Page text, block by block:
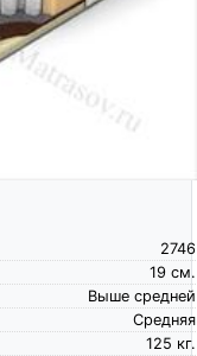
2746
см.
19
Выше средней
Средняя
кг.
125